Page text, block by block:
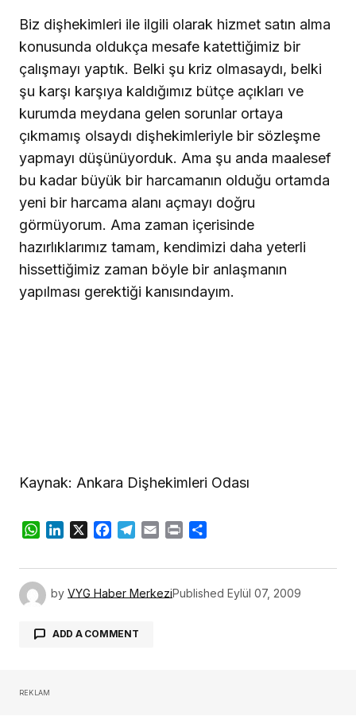
Biz dişhekimleri ile ilgili olarak hizmet satın alma
konusunda oldukça mesafe katettiğimiz bir
çalışmayı yaptık. Belki şu kriz olmasaydı, belki
şu karşı karşıya kaldığımız bütçe açıkları ve
kurumda meydana gelen sorunlar ortaya
çıkmamış olsaydı dişhekimleriyle bir sözleşme
yapmayı düşünüyorduk. Ama şu anda maalesef
bu kadar büyük bir harcamanın olduğu ortamda
yeni bir harcama alanı açmayı doğru
görmüyorum. Ama zaman içerisinde
hazırlıklarımız tamam, kendimizi daha yeterli
hissettiğimiz zaman böyle bir anlaşmanın
yapılması gerektiği kanısındayım.
Kaynak: Ankara Dişhekimleri Odası
WhatsApp
LinkedIn
X Facebook
Telegram
Email Print
by VYG Haber MerkeziPublished Eylül 07, 2009
ADD A COMMENT
REKLAM